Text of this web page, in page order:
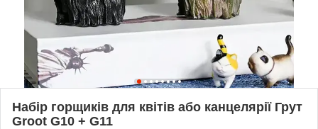
Набір горщиків для квітів або канцелярії Грут
Groot G10 + G11